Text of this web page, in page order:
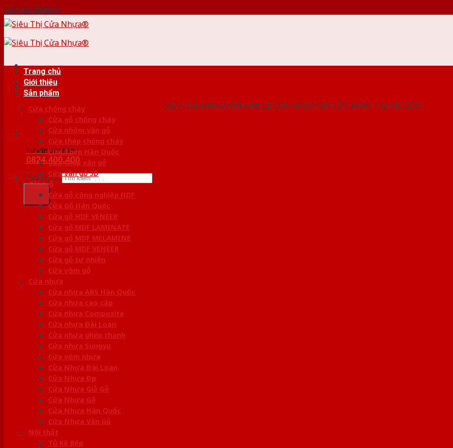
Skip to content
SIÊU THỊ BÁN BUÔN BÁN LẺ CỬA NHỰA GIÁ TỐT NHẤT TẠI SÀI GÒN
Tư vấn bán hàng
0824.400.400
Tìm kiếm:
Trang chủ
Giới thiệu
Sản phẩm
Cửa chống cháy
Cửa gỗ chống cháy
Cửa nhôm vân gỗ
Cửa thép chống cháy
Cửa Thép Hàn Quốc
Cửa thép vân gỗ
Cửa vân gỗ 5D
Cửa gỗ
Cửa gỗ công nghiệp HDF
Cửa Gỗ Hàn Quốc
Cửa gỗ HDF VENEER
Cửa gỗ MDF LAMINATE
Cửa gỗ MDF MELAMINE
Cửa gỗ MDF VENEER
Cửa gỗ tự nhiên
Cửa vòm gỗ
Cửa nhựa
Cửa nhựa ABS Hàn Quốc
Cửa nhựa cao cấp
Cửa nhựa Composite
Cửa nhựa Đài Loan
Cửa nhựa ghép thanh
Cửa nhựa Sungyu
Cửa vòm nhựa
Cửa Nhựa Đài Loan
Cửa Nhựa Đẹp
Cửa Nhựa Giả Gỗ
Cửa Nhựa Gỗ
Cửa Nhựa Hàn Quốc
Cửa Nhựa Vân Gỗ
Nội thất
Tủ Kệ Bếp